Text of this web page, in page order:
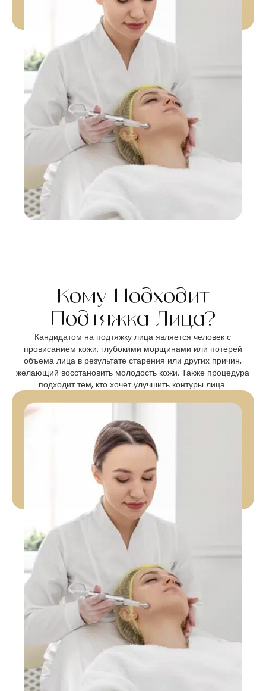
Кому Подходит
Подтяжка Лица?
Кандидатом на подтяжку лица является человек с
провисанием кожи, глубокими морщинами или потерей
объема лица в результате старения или других причин,
желающий восстановить молодость кожи. Также процедура
подходит тем, кто хочет улучшить контуры лица.